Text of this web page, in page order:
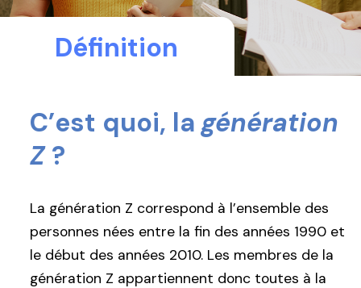
Définition
C’est quoi, lagénération
Z?
La génération Z correspond à l’ensemble des
personnes nées entre la fin des années 1990 et
le début des années 2010. Les membres de la
génération Z appartiennent donc toutes à la